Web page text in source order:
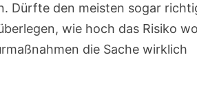
Dürfte den meisten sogar
wie hoch das Risiko
die Sache wirklich